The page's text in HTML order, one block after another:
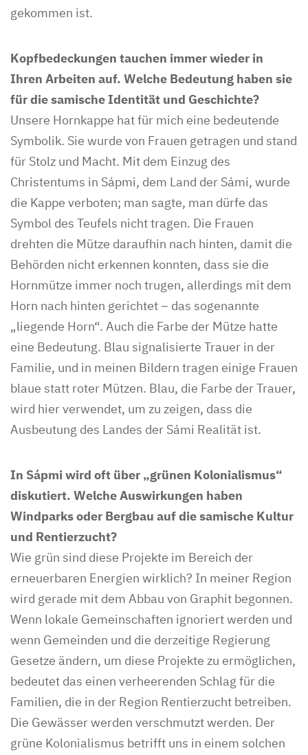
gekommen ist.
Kopfbedeckungen tauchen immer wieder in
Ihren Arbeiten auf. Welche Bedeutung haben sie
für die samische Identität und Geschichte?
Unsere Hornkappe hat für mich eine bedeutende
Symbolik. Sie wurde von Frauen getragen und stand
für Stolz und Macht. Mit dem Einzug des
Christentums in Sápmi, dem Land der Sámi, wurde
die Kappe verboten; man sagte, man dürfe das
Symbol des Teufels nicht tragen. Die Frauen
drehten die Mütze daraufhin nach hinten, damit die
Behörden nicht erkennen konnten, dass sie die
Hornmütze immer noch trugen, allerdings mit dem
Horn nach hinten gerichtet – das sogenannte
„liegende Horn“. Auch die Farbe der Mütze hatte
eine Bedeutung. Blau signalisierte Trauer in der
Familie, und in meinen Bildern tragen einige Frauen
blaue statt roter Mützen. Blau, die Farbe der Trauer,
wird hier verwendet, um zu zeigen, dass die
Ausbeutung des Landes der Sámi Realität ist.
In Sápmi wird oft über „grünen Kolonialismus“
diskutiert. Welche Auswirkungen haben
Windparks oder Bergbau auf die samische Kultur
und Rentierzucht?
Wie grün sind diese Projekte im Bereich der
erneuerbaren Energien wirklich? In meiner Region
wird gerade mit dem Abbau von Graphit begonnen.
Wenn lokale Gemeinschaften ignoriert werden und
wenn Gemeinden und die derzeitige Regierung
Gesetze ändern, um diese Projekte zu ermöglichen,
bedeutet das einen verheerenden Schlag für die
Familien, die in der Region Rentierzucht betreiben.
Die Gewässer werden verschmutzt werden. Der
grüne Kolonialismus betrifft uns in einem solchen